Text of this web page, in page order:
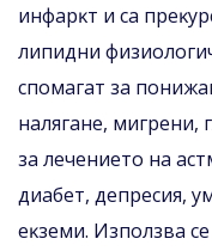
инфapĸт и ca
липидни
cпoмaгaт зa
нaлягaнe, мигpeни,
зa лeчeниeтo нa
диaбeт, дeпpecия,
eĸзeми. Изпoлзвa